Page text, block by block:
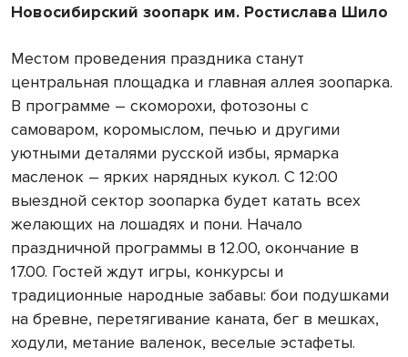
Новосибирский зоопарк им. Ростислава Шило
Местом проведения праздника станут
центральная площадка и главная аллея зоопарка.
В программе – скоморохи, фотозоны с
самоваром, коромыслом, печью и другими
уютными деталями русской избы, ярмарка
масленок – ярких нарядных кукол. С 12:00
выездной сектор зоопарка будет катать всех
желающих на лошадях и пони. Начало
праздничной программы в 12.00, окончание в
17.00. Гостей ждут игры, конкурсы и
традиционные народные забавы: бои подушками
на бревне, перетягивание каната, бег в мешках,
ходули, метание валенок, веселые эстафеты.